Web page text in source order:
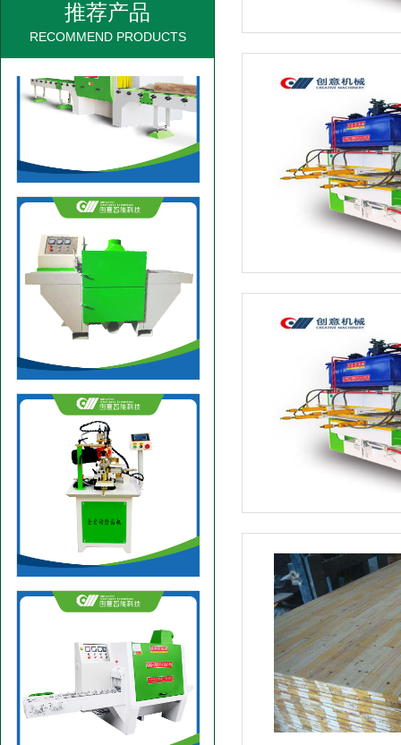
推荐产品
RECOMMEND PRODUCTS
大型方木多片锯
方木多片锯
自动磨齿机
200圆木单链多片锯